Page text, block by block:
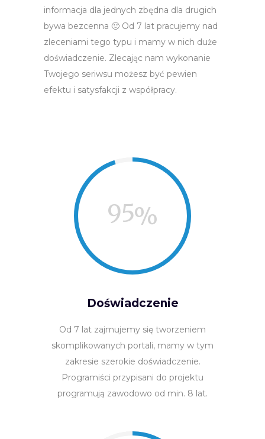
informacja dla jednych zbędna dla drugich
bywa bezcenna 🙂 Od 7 lat pracujemy nad
zleceniami tego typu i mamy w nich duże
doświadczenie. Zlecając nam wykonanie
Twojego seriwsu możesz być pewien
efektu i satysfakcji z współpracy.
95
Doświadczenie
Od 7 lat zajmujemy się tworzeniem
skomplikowanych portali, mamy w tym
zakresie szerokie doświadczenie.
Programiści przypisani do projektu
programują zawodowo od min. 8 lat.